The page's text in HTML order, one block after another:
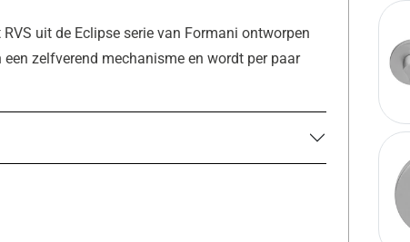
uit de Eclipse serie van Formani ontworpen
zelfverend mechanisme en wordt per paar